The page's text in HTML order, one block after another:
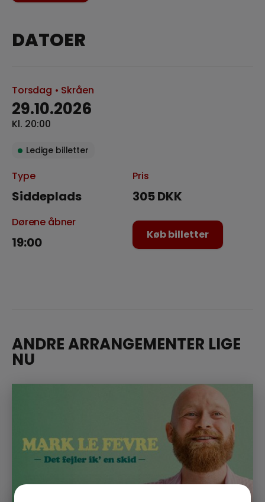
DATOER
Torsdag • Skråen
29.10.2026
Kl. 20:00
Ledige billetter
Type
Siddeplads
Pris
305 DKK
Dørene åbner
19:00 Køb billetter
ANDRE ARRANGEMENTER LIGE
NU